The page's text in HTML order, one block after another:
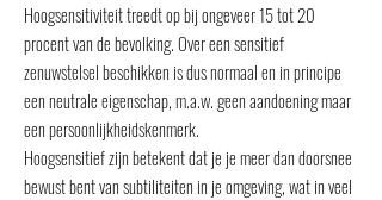
Hoogsensitiviteit treedt op bij ongeveer 15 tot 20
procent van de bevolking. Over een sensitief
zenuwstelsel beschikken is dus normaal en in principe
een neutrale eigenschap, m.a.w. geen aandoening maar
een persoonlijkheidskenmerk.
Hoogsensitief zijn betekent dat je je meer dan doorsnee
bewust bent van subtiliteiten in je omgeving, wat in veel